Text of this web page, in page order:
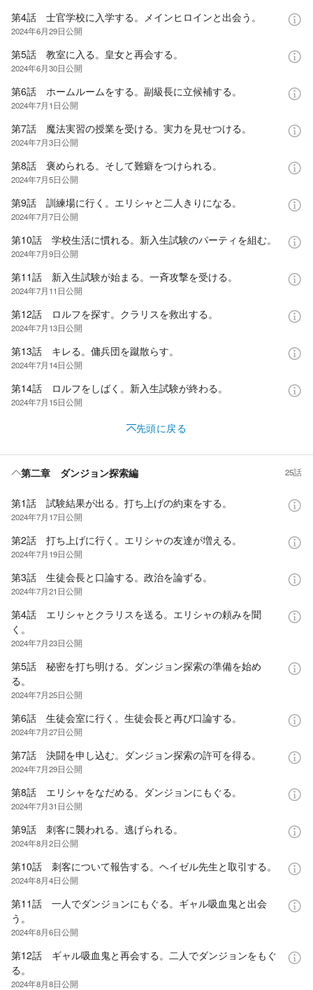
第4話 士官学校に入学する。メインヒロインと出会う。
2024年6月29日公開
第5話 教室に入る。皇女と再会する。
2024年6月30日公開
第6話 ホームルームをする。副級長に立候補する。
2024年7月1日公開
第7話 魔法実習の授業を受ける。実力を見せつける。
2024年7月3日公開
第8話 褒められる。そして難癖をつけられる。
2024年7月5日公開
第9話 訓練場に行く。エリシャと二人きりになる。
2024年7月7日公開
第10話 学校生活に慣れる。新入生試験のパーティを組む。
2024年7月9日公開
第11話 新入生試験が始まる。一斉攻撃を受ける。
2024年7月11日公開
第12話 ロルフを探す。クラリスを救出する。
2024年7月13日公開
第13話 キレる。傭兵団を蹴散らす。
2024年7月14日公開
第14話 ロルフをしばく。新入生試験が終わる。
2024年7月15日公開
先頭に戻る
第二章 ダンジョン探索編 25話
第1話 試験結果が出る。打ち上げの約束をする。
2024年7月17日公開
第2話 打ち上げに行く。エリシャの友達が増える。
2024年7月19日公開
第3話 生徒会長と口論する。政治を論ずる。
2024年7月21日公開
第4話 エリシャとクラリスを送る。エリシャの頼みを聞
く。
2024年7月23日公開
第5話 秘密を打ち明ける。ダンジョン探索の準備を始め
る。
2024年7月25日公開
第6話 生徒会室に行く。生徒会長と再び口論する。
2024年7月27日公開
第7話 決闘を申し込む。ダンジョン探索の許可を得る。
2024年7月29日公開
第8話 エリシャをなだめる。ダンジョンにもぐる。
2024年7月31日公開
第9話 刺客に襲われる。逃げられる。
2024年8月2日公開
第10話 刺客について報告する。ヘイゼル先生と取引する。
2024年8月4日公開
第11話 一人でダンジョンにもぐる。ギャル吸血鬼と出会
う。
2024年8月6日公開
第12話 ギャル吸血鬼と再会する。二人でダンジョンをもぐ
る。
2024年8月8日公開